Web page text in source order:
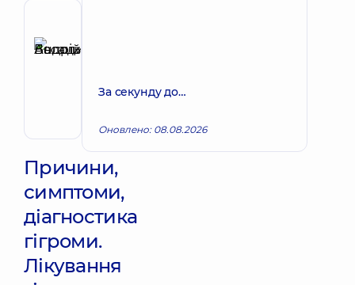
Хірург
Причини,
симптоми,
діагностика
гігроми.
Лікування
За секунду до…
Оновлено: 08.08.2026